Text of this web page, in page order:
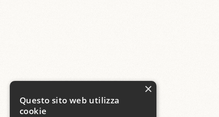
×
Questo sito web utilizza
cookie